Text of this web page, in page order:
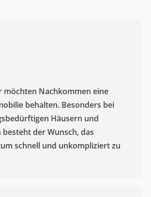
möchten Nachkommen eine
behalten. Besonders bei
Häusern und
der Wunsch, das
schnell und unkompliziert zu